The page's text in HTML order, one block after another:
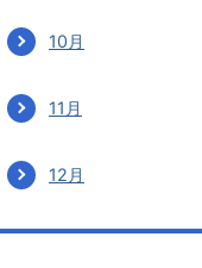
10月
11月
12月